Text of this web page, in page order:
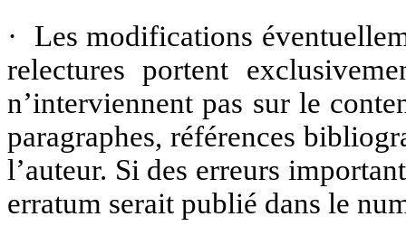
· Les modifications
relectures portent
n’interviennent pas sur le
paragraphes, références
l’auteur. Si des erreurs
erratum serait publié dans le